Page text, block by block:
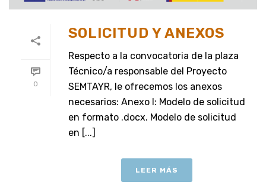
0
SOLICITUD Y ANEXOS
Respecto a la convocatoria de la plaza
Técnico/a responsable del Proyecto
SEMTAYR, le ofrecemos los anexos
necesarios: Anexo I: Modelo de solicitud
en formato .docx. Modelo de solicitud
en [...]
LEER MÁS